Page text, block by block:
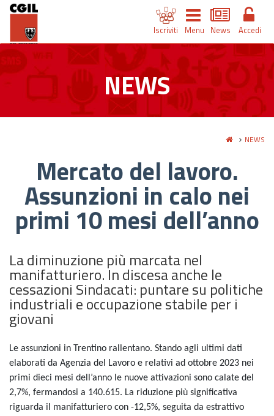
Iscriviti Menu News Accedi
NEWS
NEWS
Mercato del lavoro.
Assunzioni in calo nei
primi 10 mesi dell’anno
La diminuzione più marcata nel
manifatturiero. In discesa anche le
cessazioni Sindacati: puntare su politiche
industriali e occupazione stabile per i
giovani
Le assunzioni in Trentino rallentano. Stando agli ultimi dati
elaborati da Agenzia del Lavoro e relativi ad ottobre 2023 nei
primi dieci mesi dell’anno le nuove attivazioni sono calate del
2,7%, fermandosi a 140.615. La riduzione più significativa
riguarda il manifatturiero con -12,5%, seguita da estrattivo